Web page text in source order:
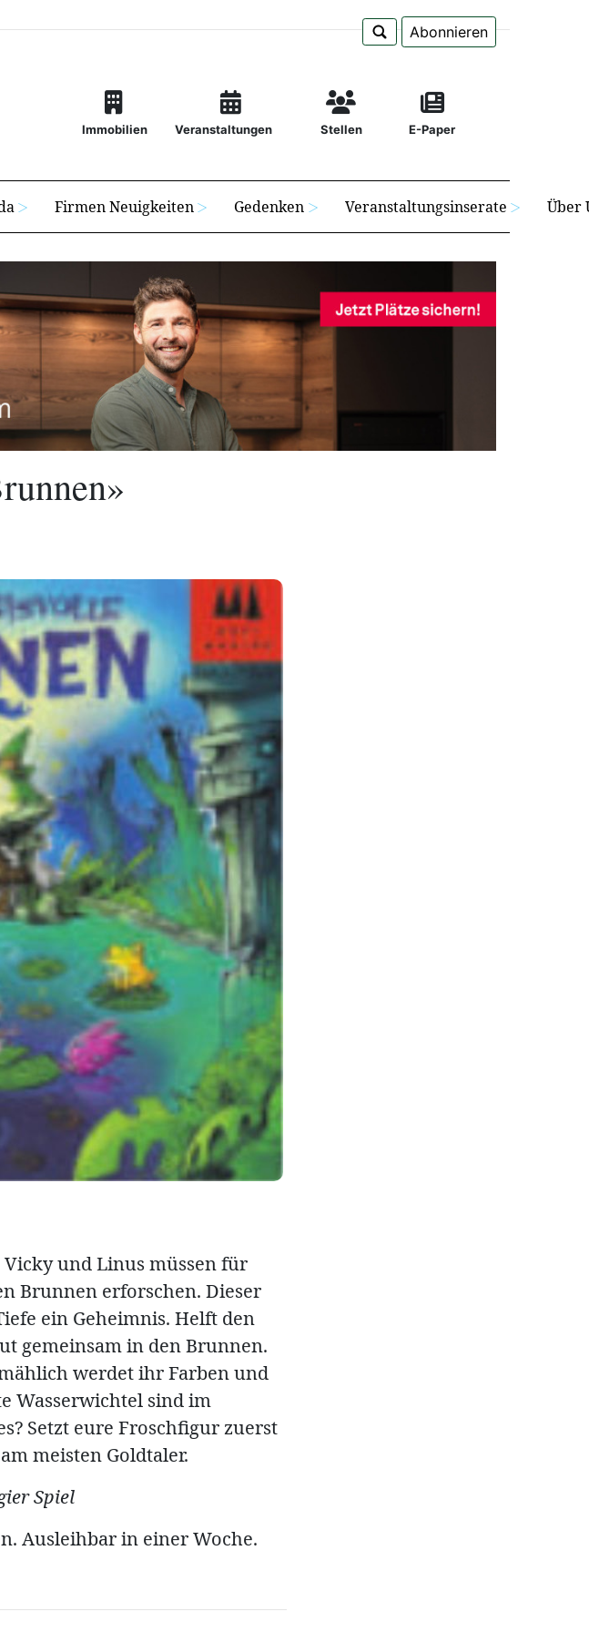
Abonnieren
Immobilien Veranstaltungen Stellen E-Paper
Firmen Neuigkeiten Gedenken Veranstaltungsinserate Über
und Linus müssen für
Brunnen erforschen. Dieser
ein Geheimnis. Helft den
gemeinsam in den Brunnen.
werdet ihr Farben und
Wasserwichtel sind im
Setzt eure Froschfigur zuerst
meisten Goldtaler.
Spiel
Ausleihbar in einer Woche.